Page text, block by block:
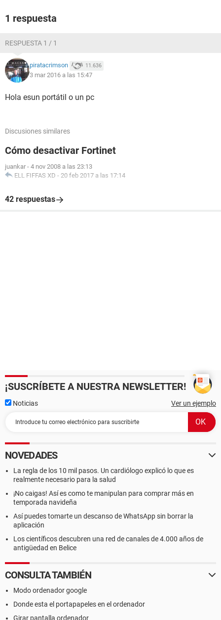
1 respuesta
RESPUESTA 1 / 1
piratacrimson 11.636
3 mar 2016 a las 15:47
Hola esun portátil o un pc
Discusiones similares
Cómo desactivar Fortinet
juankar - 4 nov 2008 a las 23:13
ELL FIFFAS XD - 20 feb 2017 a las 17:14
42 respuestas
¡SUSCRÍBETE A NUESTRA NEWSLETTER!
Noticias Ver un ejemplo
NOVEDADES
La regla de los 10 mil pasos. Un cardiólogo explicó lo que es
realmente necesario para la salud
¡No caigas! Así es como te manipulan para comprar más en
temporada navideña
Así puedes tomarte un descanso de WhatsApp sin borrar la
aplicación
Los científicos descubren una red de canales de 4.000 años de
antigüedad en Belice
CONSULTA TAMBIÉN
Modo ordenador google
Donde esta el portapapeles en el ordenador
Girar pantalla ordenador